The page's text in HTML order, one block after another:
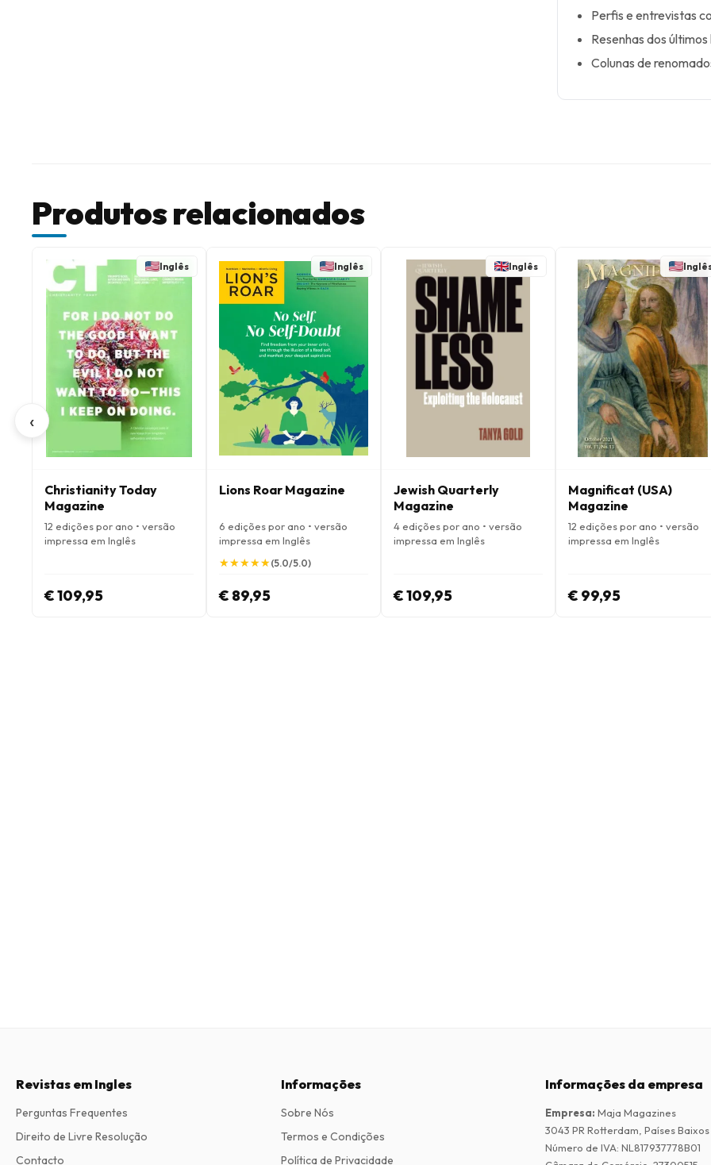
Perfis e entrevistas
Resenhas dos
Colunas de
Produtos relacionados
‹
Inglês
Christianity Today
Magazine
12 edições por ano • versão
impressa em Inglês
€ 109,95
Inglês
Lions Roar Magazine
6 edições por ano • versão
impressa em Inglês
★
★★
★★
★★
★★
★(5.0/5.0)
€ 89,95
Inglês
Jewish Quarterly
Magazine
4 edições por ano • versão
impressa em Inglês
€ 109,95
Magnificat (USA)
Magazine
12 edições por ano • versão
impressa em Inglês
€ 99,95
Revistas em Ingles
Perguntas Frequentes
Direito de Livre Resolução
Contacto
Informações
Sobre Nós
Termos e Condições
Política de Privacidade
Informações da empresa
Empresa: Maja Magazines
3043 PR Rotterdam, Países Baixos
Número de IVA: NL817937778B01